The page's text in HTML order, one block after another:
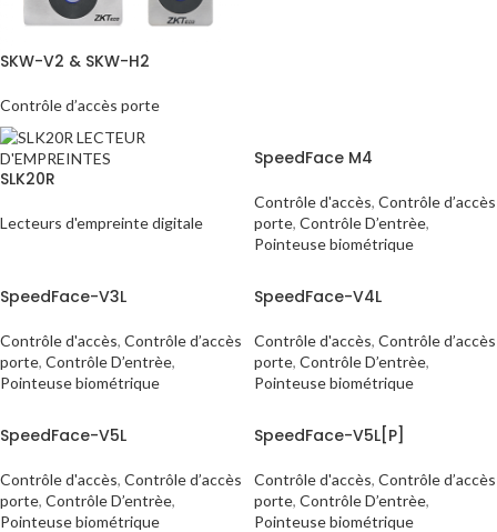
SKW-V2 & SKW-H2
Contrôle d’accès porte
SLK20R
Lecteurs d'empreinte digitale
SpeedFace M4
Contrôle d'accès, Contrôle d’accès
porte, Contrôle D’entrèe,
Pointeuse biométrique
SpeedFace-V3L
Contrôle d'accès, Contrôle d’accès
porte, Contrôle D’entrèe,
Pointeuse biométrique
SpeedFace-V4L
Contrôle d'accès, Contrôle d’accès
porte, Contrôle D’entrèe,
Pointeuse biométrique
SpeedFace-V5L
Contrôle d'accès, Contrôle d’accès
porte, Contrôle D’entrèe,
Pointeuse biométrique
SpeedFace-V5L[P]
Contrôle d'accès, Contrôle d’accès
porte, Contrôle D’entrèe,
Pointeuse biométrique